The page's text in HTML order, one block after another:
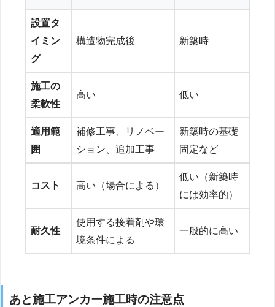
設置タ
イミン
グ
構造物完成後 新築時
施工の
柔軟性
高い 低い
適用範
囲
補修工事、リノベー
ション、追加工事
新築時の基礎
固定など
コスト 高い（場合による）
低い（新築時
には効率的）
耐久性
使用する接着剤や環
境条件による
一般的に高い
あと施工アンカー施工時の注意点